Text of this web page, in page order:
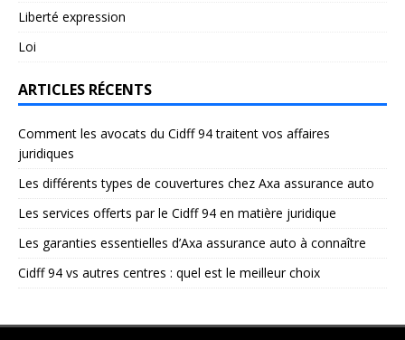
Liberté expression
Loi
ARTICLES RÉCENTS
Comment les avocats du Cidff 94 traitent vos affaires
juridiques
Les différents types de couvertures chez Axa assurance auto
Les services offerts par le Cidff 94 en matière juridique
Les garanties essentielles d’Axa assurance auto à connaître
Cidff 94 vs autres centres : quel est le meilleur choix